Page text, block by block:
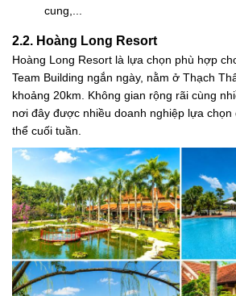
cung,...
2.2. Hoàng Long Resort
Hoàng Long Resort là lựa chọn phù hợp
Team Building ngắn ngày, nằm ở Thạch
khoảng 20km. Không gian rộng rãi cùng
nơi đây được nhiều doanh nghiệp lựa chọn
thể cuối tuần.